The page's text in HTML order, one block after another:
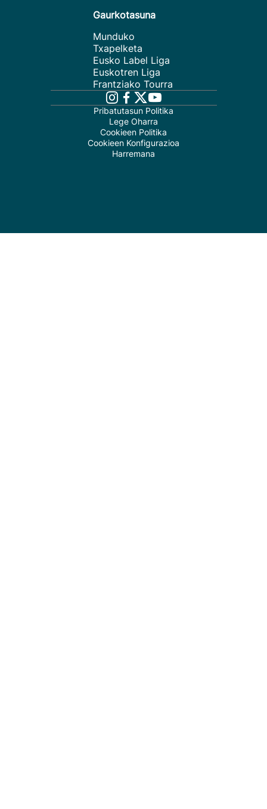
Gaurkotasuna
Munduko
Txapelketa
Eusko Label Liga
Euskotren Liga
Frantziako Tourra
Pribatutasun Politika
Lege Oharra
Cookieen Politika
Cookieen Konfigurazioa
Harremana